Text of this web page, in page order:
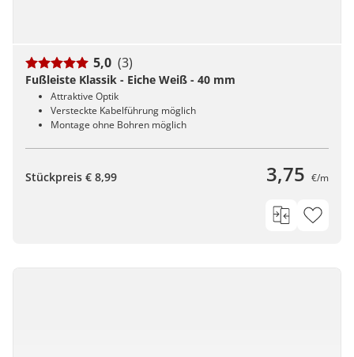
5,0 (3)
Fußleiste Klassik - Eiche Weiß - 40 mm
Attraktive Optik
Versteckte Kabelführung möglich
Montage ohne Bohren möglich
Stückpreis € 8,99 3,75 €/m